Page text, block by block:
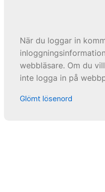
När du loggar in
webbläsare. Om du
inte logga in på
Glömt lösenord